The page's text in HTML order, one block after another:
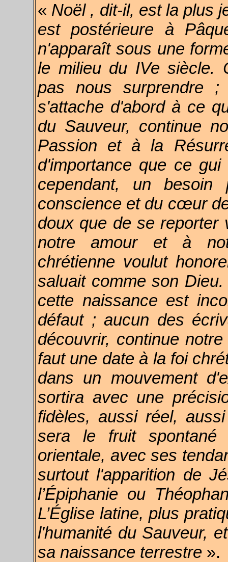
« Noël , dit-il, est la plus
est postérieure à
n'apparaît sous une
le milieu du IVe siècle.
pas nous surprendre ;
s'attache d'abord à ce
du Sauveur, continue
Passion et à la
d'importance que ce
cependant, un
conscience et du cœur
doux que de se reporter
notre amour et à
chrétienne voulut
saluait comme son
cette naissance est
défaut ; aucun des
découvrir, continue
faut une date à la foi
dans un mouvement
sortira avec une
fidèles, aussi réel,
sera le fruit spontané
orientale, avec ses
surtout l'apparition de
l’Épiphanie ou
L’Église latine, plus
l'humanité du Sauveur,
sa naissance terrestre ».